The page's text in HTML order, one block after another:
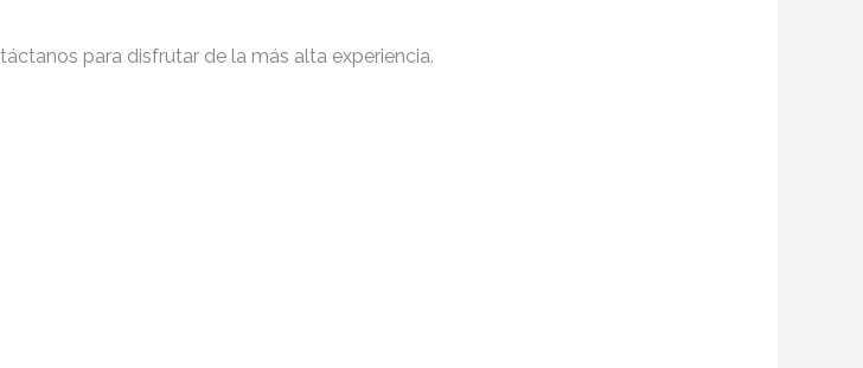
para disfrutar de la más alta experiencia.